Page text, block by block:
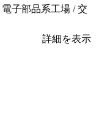
子部品系工場 / 交
詳細を表示